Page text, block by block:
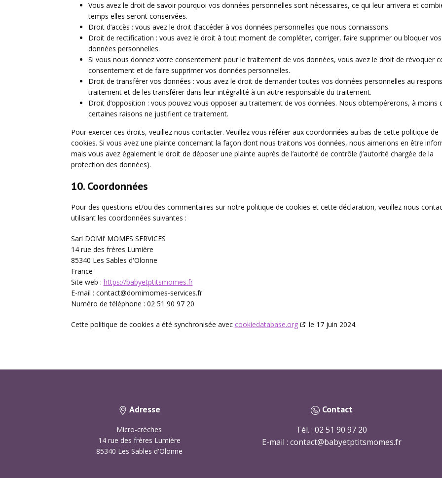
Vous avez le droit de savoir pourquoi vos données personnelles sont nécessaires, ce qui leur arrivera et
temps elles seront conservées.
Droit d’accès : vous avez le droit d’accéder à vos données personnelles que nous connaissons.
Droit de rectification : vous avez le droit à tout moment de compléter, corriger, faire supprimer ou bloquer vos
données personnelles.
Si vous nous donnez votre consentement pour le traitement de vos données, vous avez le droit de révoquer
consentement et de faire supprimer vos données personnelles.
Droit de transférer vos données : vous avez le droit de demander toutes vos données personnelles au
traitement et de les transférer dans leur intégralité à un autre responsable du traitement.
Droit d’opposition : vous pouvez vous opposer au traitement de vos données. Nous obtempérerons, à moins
certaines raisons ne justifient ce traitement.
Pour exercer ces droits, veuillez nous contacter. Veuillez vous référer aux coordonnées au bas de cette politique de
cookies. Si vous avez une plainte concernant la façon dont nous traitons vos données, nous aimerions en être
mais vous avez également le droit de déposer une plainte auprès de l’autorité de contrôle (l’autorité chargée de la
protection des données).
10. Coordonnées
Pour des questions et/ou des commentaires sur notre politique de cookies et cette déclaration, veuillez nous
utilisant les coordonnées suivantes :
Sarl DOMI’ MOMES SERVICES
14 rue des frères Lumière
85340 Les Sables d'Olonne
France
Site web : https://babyetptitsmomes.fr
E-mail : contact@domimomes-services.fr
Numéro de téléphone : 02 51 90 97 20
Cette politique de cookies a été synchronisée avec cookiedatabase.org le 17 juin 2024.
Adresse
Micro-crèches
14 rue des frères Lumière
85340 Les Sables d'Olonne
Contact
Tél. : 02 51 90 97 20
E-mail : ​contact@babyetptitsmomes.fr